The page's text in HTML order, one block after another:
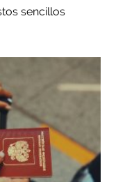
sencillos